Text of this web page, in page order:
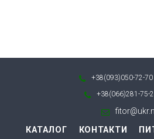
+38(093)050-72-70
+38(066)281-75-
КАТАЛОГ КОНТАКТИ